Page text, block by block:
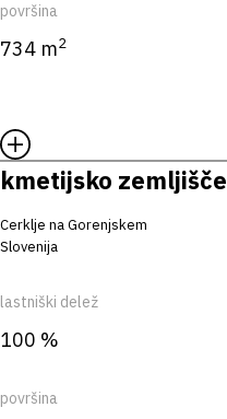
površina
734 m2
kmetijsko zemljišče
Cerklje na Gorenjskem
Slovenija
lastniški delež
100 %
površina